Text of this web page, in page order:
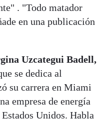
. "Todo matador
en una publicación
Uzcategui Badell,
se dedica al
su carrera en Miami
empresa de energía
Unidos. Habla